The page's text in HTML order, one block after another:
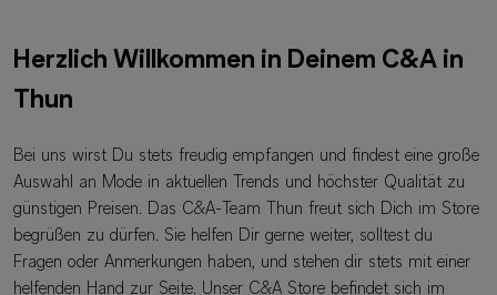
Herzlich Willkommen in Deinem C&A in
Thun
Bei uns wirst Du stets freudig empfangen und findest eine große
Auswahl an Mode in aktuellen Trends und höchster Qualität zu
günstigen Preisen. Das C&A-Team Thun freut sich Dich im Store
begrüßen zu dürfen. Sie helfen Dir gerne weiter, solltest du
Fragen oder Anmerkungen haben, und stehen dir stets mit einer
helfenden Hand zur Seite. Unser C&A Store befindet sich im